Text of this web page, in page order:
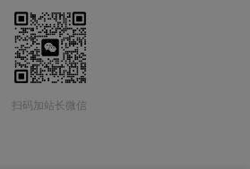
扫码加站长微信